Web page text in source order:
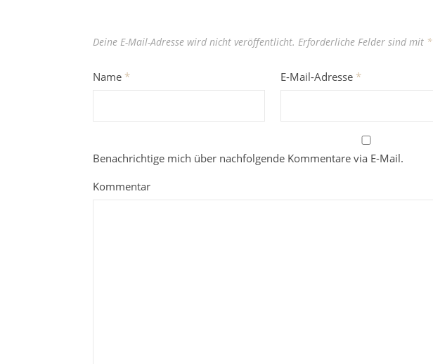
Deine E-Mail-Adresse wird nicht veröffentlicht. Erforderliche Felder sind mit *
Name * E-Mail-Adresse *
Benachrichtige mich über nachfolgende Kommentare via E-Mail.
Kommentar